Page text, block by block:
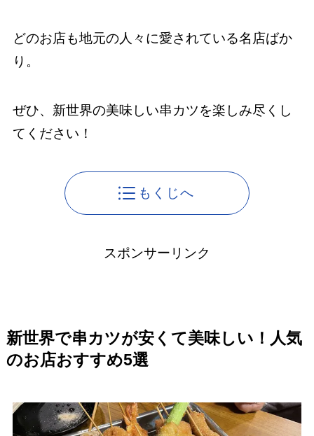
どのお店も地元の人々に愛されている名店ばか
り。
ぜひ、新世界の美味しい串カツを楽しみ尽くし
てください！
もくじへ
スポンサーリンク
新世界で串カツが安くて美味しい！人気
のお店おすすめ5選